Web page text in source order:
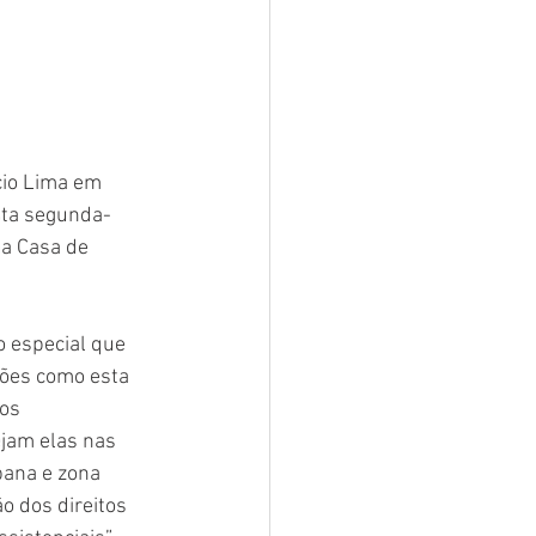
Lima em
segunda-
Casa de
especial que
como esta
elas nas
e zona
dos direitos